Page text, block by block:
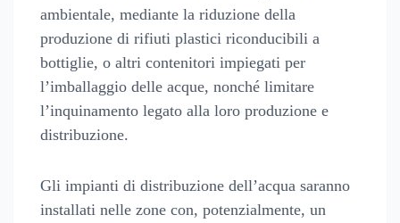
ambientale, mediante la riduzione della
produzione di rifiuti plastici riconducibili a
bottiglie, o altri contenitori impiegati per
l’imballaggio delle acque, nonché limitare
l’inquinamento legato alla loro produzione e
distribuzione.
Gli impianti di distribuzione dell’acqua saranno
installati nelle zone con, potenzialmente, un